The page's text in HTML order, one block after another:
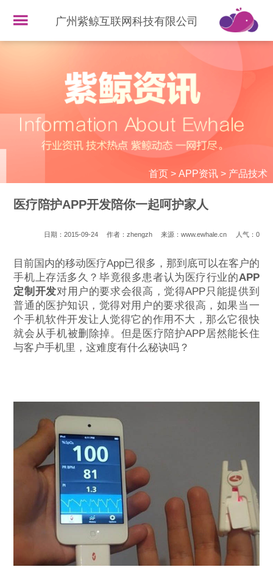
广州紫鲸互联网科技有限公司
首页> APP资讯> 产品技术
医疗陪护APP开发陪你一起呵护家人
日期：2015-09-24 作者：zhengzh 来源：www.ewhale.cn 人气： 0
目前国内的移动医疗App已很多，那到底可以在客户的
手机上存活多久？毕竟很多患者认为医疗行业的APP
定制开发对用户的要求会很高，觉得APP只能提供到
普通的医护知识，觉得对用户的要求很高，如果当一
个手机软件开发让人觉得它的作用不大，那么它很快
就会从手机被删除掉。但是医疗陪护APP居然能长住
与客户手机里，这难度有什么秘诀吗？